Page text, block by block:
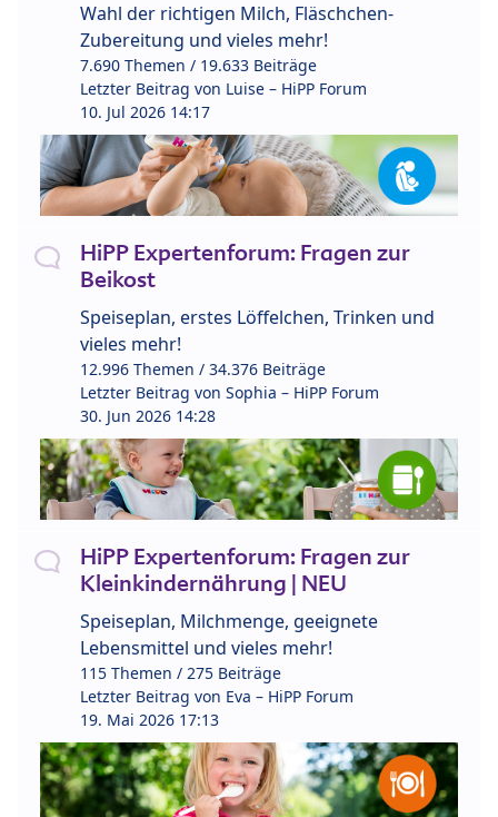
Wahl der richtigen Milch, Fläschchen-
Zubereitung und vieles mehr!
7.690 Themen / 19.633 Beiträge
Letzter Beitrag von Luise – HiPP Forum
10. Jul 2026 14:17
HiPP Expertenforum: Fragen zur
Beikost
Speiseplan, erstes Löffelchen, Trinken und
vieles mehr!
12.996 Themen / 34.376 Beiträge
Letzter Beitrag von Sophia – HiPP Forum
30. Jun 2026 14:28
HiPP Expertenforum: Fragen zur
Kleinkindernährung | NEU
Speiseplan, Milchmenge, geeignete
Lebensmittel und vieles mehr!
115 Themen / 275 Beiträge
Letzter Beitrag von Eva – HiPP Forum
19. Mai 2026 17:13